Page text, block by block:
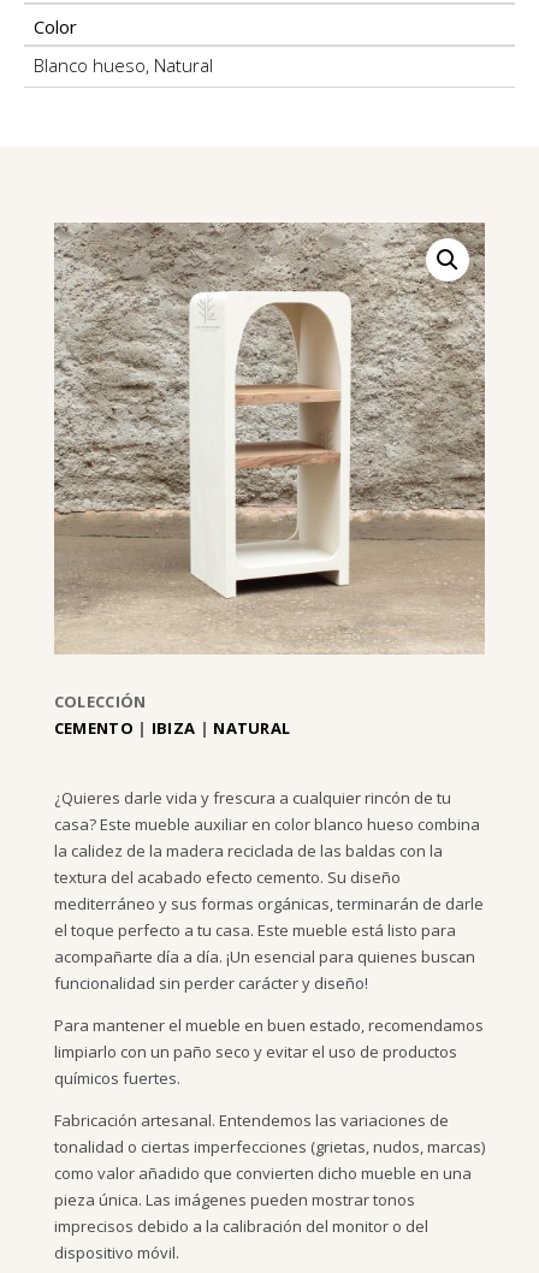
Color
Blanco hueso, Natural
COLECCIÓN
CEMENTO | IBIZA | NATURAL
¿Quieres darle vida y frescura a cualquier rincón de tu
casa? Este mueble auxiliar en color blanco hueso combina
la calidez de la madera reciclada de las baldas con la
textura del acabado efecto cemento. Su diseño
mediterráneo y sus formas orgánicas, terminarán de darle
el toque perfecto a tu casa. Este mueble está listo para
acompañarte día a día. ¡Un esencial para quienes buscan
funcionalidad sin perder carácter y diseño!
Para mantener el mueble en buen estado, recomendamos
limpiarlo con un paño seco y evitar el uso de productos
químicos fuertes.
Fabricación artesanal. Entendemos las variaciones de
tonalidad o ciertas imperfecciones (grietas, nudos, marcas)
como valor añadido que convierten dicho mueble en una
pieza única. Las imágenes pueden mostrar tonos
imprecisos debido a la calibración del monitor o del
dispositivo móvil.